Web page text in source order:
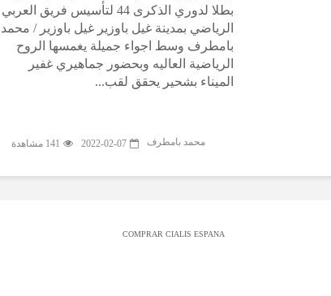
بطلا لدوري الذكرى 44 لتأسيس فريق العربي
الرياضي بمدينة غيل باوزير غيل باوزير / محمد
بامطرف وسط اجواء جميلة يغمسها الروح
الرياضية العاليه وبحضور جماهيري غفير
الميناء بشحير يحقق لقب...
محمد بامطرف 2022-02-07 141 مشاهدة
COMPRAR CIALIS ESPANA